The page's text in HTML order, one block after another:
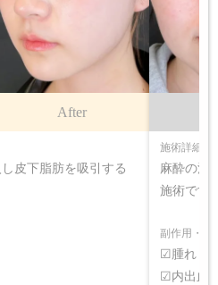
After
皮下脂肪を吸引する
施術詳細
麻酔の注
施術です
副作用・リ
☑腫れ・
☑内出血